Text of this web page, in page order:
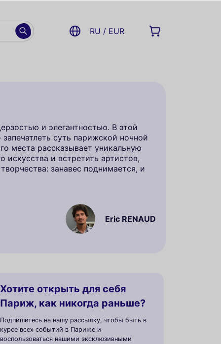
RU / EUR
и элегантностью. В этой
суть парижской ночной
места рассказывает уникальную
искусства и встретить артистов,
занавес поднимается, и
Eric RENAUD
Хотите открыть для себя
Париж, как никогда раньше?
Подпишитесь на нашу рассылку, чтобы быть в
курсе всех событий в Париже и
воспользоваться нашими эксклюзивными